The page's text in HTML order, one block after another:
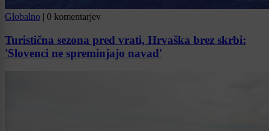
Globalno | 0 komentarjev
Turistična sezona pred vrati, Hrvaška brez skrbi:
'Slovenci ne spreminjajo navad'